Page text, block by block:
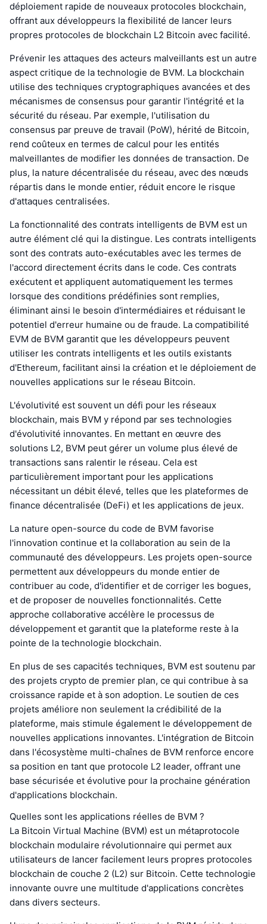
déploiement rapide de nouveaux protocoles blockchain,
offrant aux développeurs la flexibilité de lancer leurs
propres protocoles de blockchain L2 Bitcoin avec facilité.
Prévenir les attaques des acteurs malveillants est un autre
aspect critique de la technologie de BVM. La blockchain
utilise des techniques cryptographiques avancées et des
mécanismes de consensus pour garantir l'intégrité et la
sécurité du réseau. Par exemple, l'utilisation du
consensus par preuve de travail (PoW), hérité de Bitcoin,
rend coûteux en termes de calcul pour les entités
malveillantes de modifier les données de transaction. De
plus, la nature décentralisée du réseau, avec des nœuds
répartis dans le monde entier, réduit encore le risque
d'attaques centralisées.
La fonctionnalité des contrats intelligents de BVM est un
autre élément clé qui la distingue. Les contrats intelligents
sont des contrats auto-exécutables avec les termes de
l'accord directement écrits dans le code. Ces contrats
exécutent et appliquent automatiquement les termes
lorsque des conditions prédéfinies sont remplies,
éliminant ainsi le besoin d'intermédiaires et réduisant le
potentiel d'erreur humaine ou de fraude. La compatibilité
EVM de BVM garantit que les développeurs peuvent
utiliser les contrats intelligents et les outils existants
d'Ethereum, facilitant ainsi la création et le déploiement de
nouvelles applications sur le réseau Bitcoin.
L'évolutivité est souvent un défi pour les réseaux
blockchain, mais BVM y répond par ses technologies
d'évolutivité innovantes. En mettant en œuvre des
solutions L2, BVM peut gérer un volume plus élevé de
transactions sans ralentir le réseau. Cela est
particulièrement important pour les applications
nécessitant un débit élevé, telles que les plateformes de
finance décentralisée (DeFi) et les applications de jeux.
La nature open-source du code de BVM favorise
l'innovation continue et la collaboration au sein de la
communauté des développeurs. Les projets open-source
permettent aux développeurs du monde entier de
contribuer au code, d'identifier et de corriger les bogues,
et de proposer de nouvelles fonctionnalités. Cette
approche collaborative accélère le processus de
développement et garantit que la plateforme reste à la
pointe de la technologie blockchain.
En plus de ses capacités techniques, BVM est soutenu par
des projets crypto de premier plan, ce qui contribue à sa
croissance rapide et à son adoption. Le soutien de ces
projets améliore non seulement la crédibilité de la
plateforme, mais stimule également le développement de
nouvelles applications innovantes. L'intégration de Bitcoin
dans l'écosystème multi-chaînes de BVM renforce encore
sa position en tant que protocole L2 leader, offrant une
base sécurisée et évolutive pour la prochaine génération
d'applications blockchain.
Quelles sont les applications réelles de BVM ?
La Bitcoin Virtual Machine (BVM) est un métaprotocole
blockchain modulaire révolutionnaire qui permet aux
utilisateurs de lancer facilement leurs propres protocoles
blockchain de couche 2 (L2) sur Bitcoin. Cette technologie
innovante ouvre une multitude d'applications concrètes
dans divers secteurs.